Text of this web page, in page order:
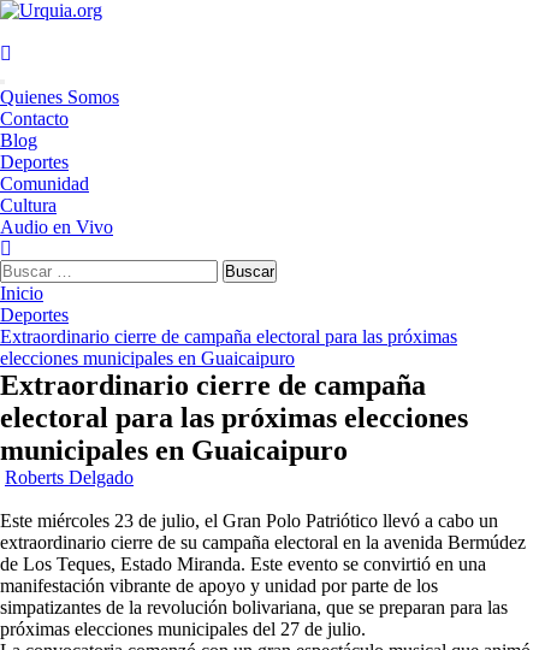
Saltar
contenido
Menú
principal
Quienes Somos
Contacto
Blog
Deportes
Comunidad
Cultura
Audio en Vivo
Buscar:
Inicio
Deportes
Extraordinario cierre de campaña electoral para las próximas
elecciones municipales en Guaicaipuro
Extraordinario cierre de campaña
electoral para las próximas elecciones
municipales en Guaicaipuro
Roberts Delgado
Este miércoles 23 de julio, el Gran Polo Patriótico llevó a cabo un
extraordinario cierre de su campaña electoral en la avenida Bermúdez
de Los Teques, Estado Miranda. Este evento se convirtió en una
manifestación vibrante de apoyo y unidad por parte de los
simpatizantes de la revolución bolivariana, que se preparan para las
próximas elecciones municipales del 27 de julio.